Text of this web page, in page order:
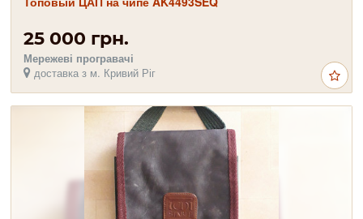
25 000 грн.
Мережеві програвачі
доставка з м. Кривий Ріг